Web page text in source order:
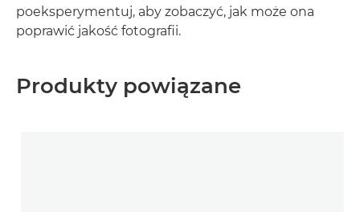
poeksperymentuj, aby zobaczyć, jak może ona
poprawić jakość fotografii.
Produkty powiązane